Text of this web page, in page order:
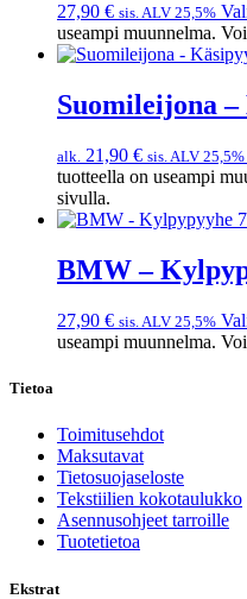
27,90 € sis. ALV 25,5%
useampi muunnelma.
Suomileijona –
alk. 21,90 € sis. ALV 25,5%
tuotteella on useampi
sivulla.
BMW –
27,90 € sis. ALV 25,5%
useampi muunnelma.
Tietoa
Toimitusehdot
Maksutavat
Tietosuojaseloste
Tekstiilien kokotaulukko
Asennusohjeet tarroille
Tuotetietoa
Ekstrat